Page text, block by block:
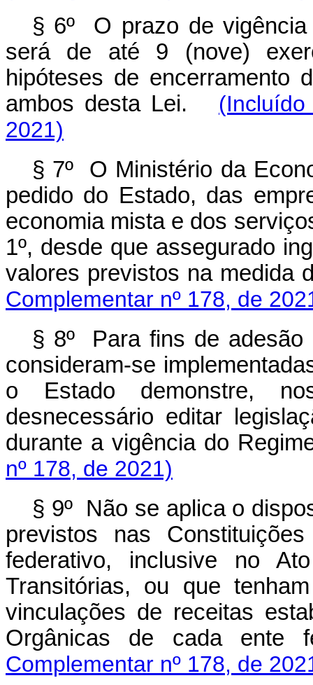
§ 6º O prazo de
será de até 9 (nove)
hipóteses de
ambos desta Lei.
2021)
§ 7º O Ministério da
pedido do Estado, das
economia mista e dos
1º, desde que assegurado
valores previstos na
Complementar nº 178, de
§ 8º Para fins de adesão
consideram-se
o Estado demonstre,
desnecessário editar
durante a vigência do
nº 178, de 2021)
§ 9º Não se aplica o
previstos nas
federativo, inclusive no
Transitórias, ou que
vinculações de receitas
Orgânicas de cada
Complementar nº 178, de